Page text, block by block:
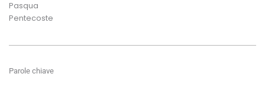
Pasqua
Pentecoste
Parole chiave